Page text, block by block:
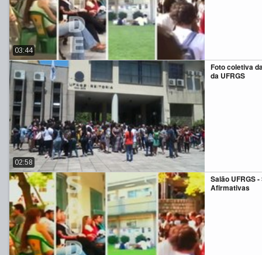
03:44
Foto coletiva
da UFRGS
02:58
Salão UFRGS
Afirmativas